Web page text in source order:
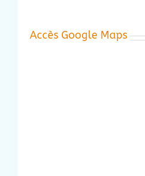
Accès Google Maps